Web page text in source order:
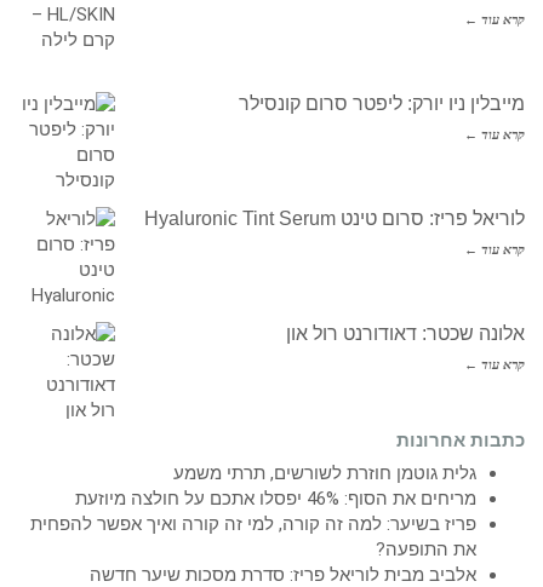
קרא עוד ←
מייבלין ניו יורק: ליפטר סרום קונסילר
קרא עוד ←
לוריאל פריז: סרום טינט Hyaluronic Tint Serum
קרא עוד ←
אלונה שכטר: דאודורנט רול און
קרא עוד ←
כתבות אחרונות
גלית גוטמן חוזרת לשורשים, תרתי משמע
מריחים את הסוף: 46% יפסלו אתכם על חולצה מיוזעת
פריז בשיער: למה זה קורה, למי זה קורה ואיך אפשר להפחית
את התופעה?
אלביב מבית לוריאל פריז: סדרת מסכות שיער חדשה